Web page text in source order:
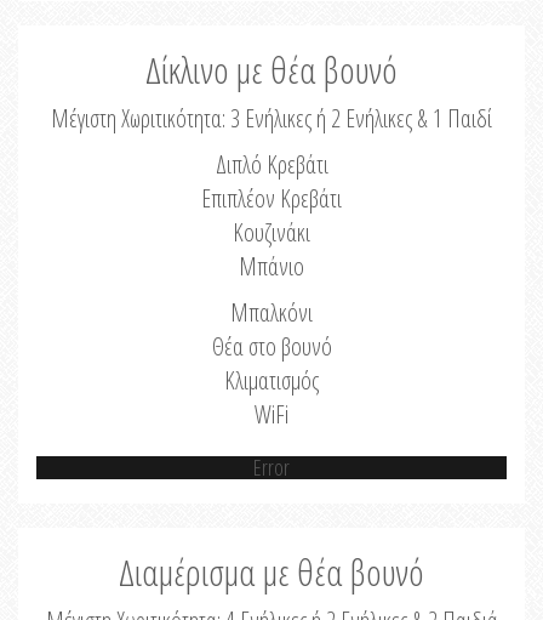
Δίκλινο με θέα βουνό
Μέγιστη Χωριτικότητα: 3 Ενήλικες ή 2 Ενήλικες & 1 Παιδί
Διπλό Κρεβάτι
Επιπλέον Κρεβάτι
Κουζινάκι
Μπάνιο
Μπαλκόνι
Θέα στο βουνό
Κλιματισμός
WiFi
Error
Διαμέρισμα με θέα βουνό